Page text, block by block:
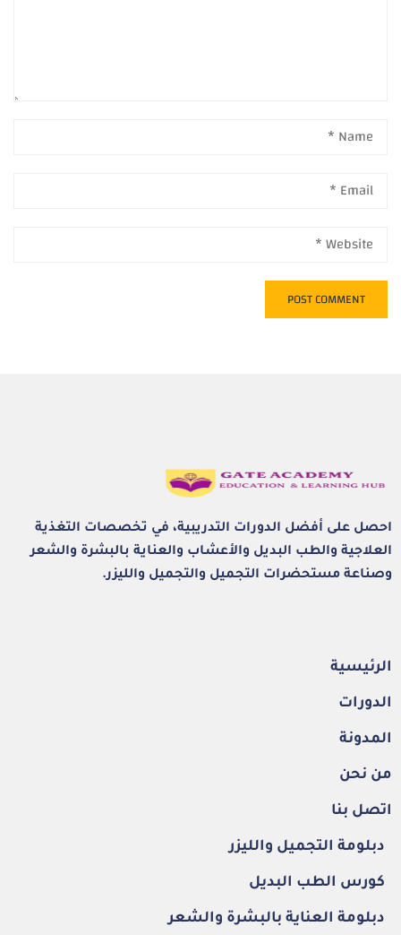
احصل على أفضل الدورات التدريبية، في تخصصات التغذية
العلاجية والطب البديل والأعشاب والعناية بالبشرة والشعر
وصناعة مستحضرات التجميل والتجميل والليزر.
الرئيسية
الدورات
المدونة
من نحن
اتصل بنا
دبلومة التجميل والليزر
كورس الطب البديل
دبلومة العناية بالبشرة والشعر